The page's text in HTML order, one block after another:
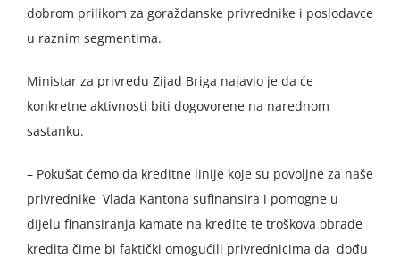
dobrom prilikom za goraždanske privrednike i poslodavce
u raznim segmentima.
Ministar za privredu Zijad Briga najavio je da će
konkretne aktivnosti biti dogovorene na narednom
sastanku.
– Pokušat ćemo da kreditne linije koje su povoljne za naše
privrednike Vlada Kantona sufinansira i pomogne u
dijelu finansiranja kamate na kredite te troškova obrade
kredita čime bi faktički omogućili privrednicima da dođu